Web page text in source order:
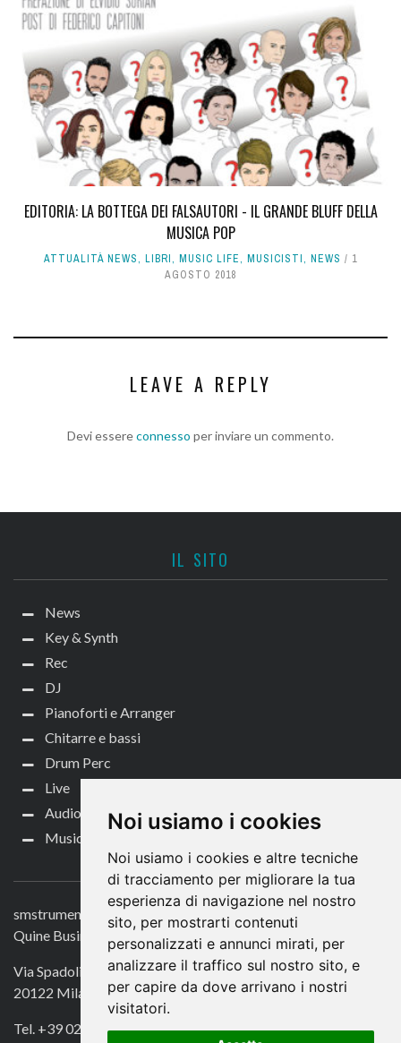
Noi usiamo i cookies
Noi usiamo i cookies e altre tecniche
di tracciamento per migliorare la tua
esperienza di navigazione nel nostro
sito, per mostrarti contenuti
personalizzati e annunci mirati, per
analizzare il traffico sul nostro sito, e
per capire da dove arrivano i nostri
visitatori.
EDITORIA: LA BOTTEGA DEI FALSAUTORI - IL GRANDE BLUFF DELLA
MUSICA POP
ATTUALITÀ NEWS, LIBRI, MUSIC LIFE, MUSICISTI, NEWS
1
AGOSTO 2018
LEAVE A REPLY
Devi essereconnesso per inviare un commento.
IL SITO
News
Key & Synth
Rec
DJ
Pianoforti e Arranger
Chitarre e bassi
Drum Perc
Live
Audio per video
Music Life
CONTATTACI
smstrumentimusicali.it
Quine Business Publisher
Via Spadolini 7
20122 Milano
Tel. +39 02 49756990